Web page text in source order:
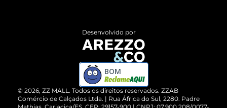
ZZ MALL é confiável
Cartão Presente
Devolução do Produto
Compre pelo WhatsApp
© 2026, ZZ MALL. Todos os direitos reservados. ZZAB
Comércio de Calçados Ltda. | Rua África do Sul, 2280. Padre
Desenvolvido por
BOM